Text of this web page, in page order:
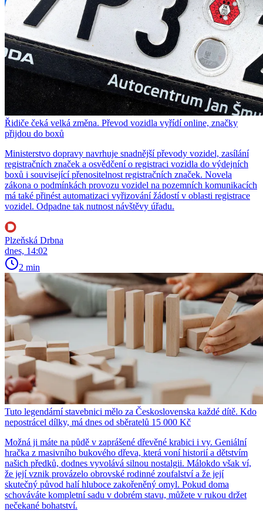
Řidiče čeká velká změna. Převod vozidla vyřídí online, značky
přijdou do boxů
Ministerstvo dopravy navrhuje snadnější převody vozidel, zasílání
registračních značek a osvědčení o registraci vozidla do výdejních
boxů i související přenositelnost registračních značek. Novela
zákona o podmínkách provozu vozidel na pozemních komunikacích
má také přinést automatizaci vyřizování žádostí v oblasti registrace
vozidel. Odpadne tak nutnost návštěvy úřadu.
Plzeňská Drbna
dnes, 14:02
2 min
Tuto legendární stavebnici mělo za Československa každé dítě. Kdo
nepostrácel dílky, má dnes od sběratelů 15 000 Kč
Možná ji máte na půdě v zaprášené dřevěné krabici i vy. Geniální
hračka z masivního bukového dřeva, která voní historií a dětstvím
našich předků, dodnes vyvolává silnou nostalgii. Málokdo však ví,
že její vznik provázelo obrovské rodinné zoufalství a že její
skutečný původ halí hluboce zakořeněný omyl. Pokud doma
schováváte kompletní sadu v dobrém stavu, můžete v rukou držet
nečekané bohatství.